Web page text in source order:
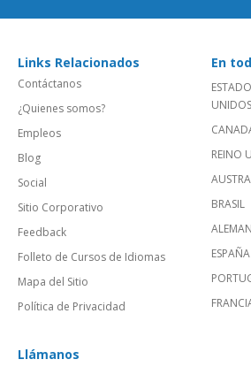
Links Relacionados
Contáctanos
¿Quienes somos?
Empleos
Blog
Social
Sitio Corporativo
Feedback
Folleto de Cursos de Idiomas
Mapa del Sitio
Política de Privacidad
En
REINO
BRASIL
ESPAÑA
Llámanos